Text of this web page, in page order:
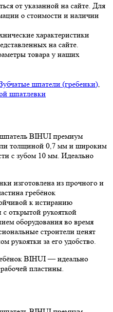
от указанной на сайте. Для
о стоимости и наличии
характеристики
на сайте.
товара у наших
шпатели (гребенки)
шпатлевки
BIHUI премиум
толщиной 0,7 мм и широким
с зубом 10 мм. Идеально
изготовлена из прочного и
гребёнок
к истиранию
открытой рукояткой
оборудования во время
строители ценят
рукоятки за его удобство.
BIHUI — идеально
пластины.